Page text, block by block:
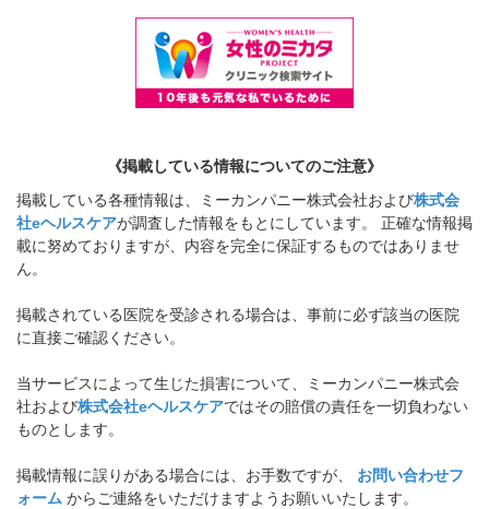
《掲載している情報についてのご注意》
掲載している各種情報は、ミーカンパニー株式会社および株式会
社eヘルスケアが調査した情報をもとにしています。 正確な情報掲
載に努めておりますが、内容を完全に保証するものではありませ
ん。
掲載されている医院を受診される場合は、事前に必ず該当の医院
に直接ご確認ください。
当サービスによって生じた損害について、ミーカンパニー株式会
社および株式会社eヘルスケアではその賠償の責任を一切負わない
ものとします。
掲載情報に誤りがある場合には、お手数ですが、 お問い合わせフ
ォーム からご連絡をいただけますようお願いいたします。